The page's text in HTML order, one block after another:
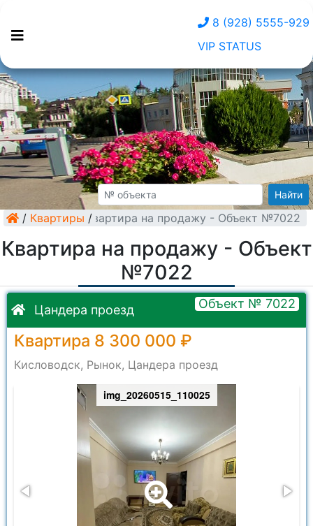
8 (928) 5555-929
VIP STATUS
Найти
/ Квартиры /
Квартира на продажу - Объект №7022
Квартира на продажу - Объект
№7022
Цандера проезд Объект № 7022
Квартира 8 300 000 ₽
Кисловодск, Рынок, Цандера проезд
img_20260515_110025